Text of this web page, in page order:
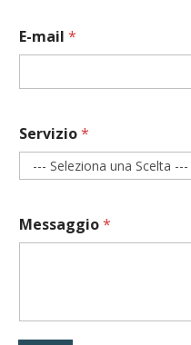
E-mail *
o
m
m
e
Servizio*
Messaggio*